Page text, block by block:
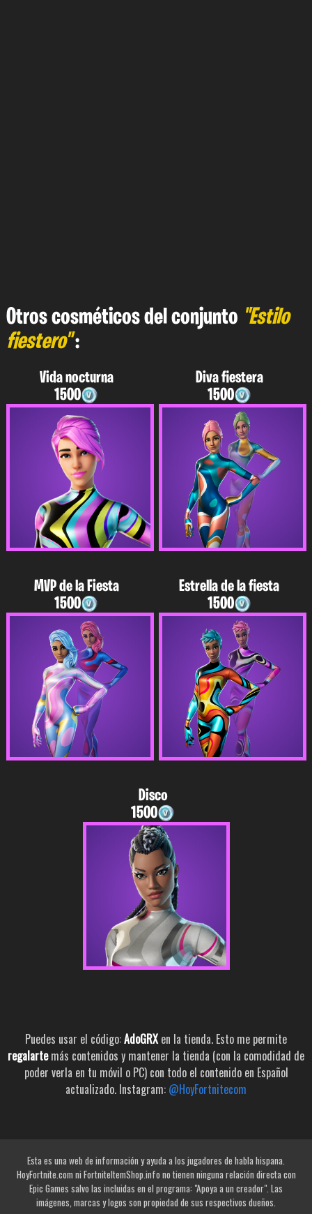
Otros cosméticos del conjunto "Estilo
fiestero":
Vida nocturna
1500
Diva fiestera
1500
MVP de la Fiesta
1500
Estrella de la fiesta
1500
Disco
1500
Puedes usar el código:AdoGRX en la tienda. Esto me permite
regalartemás contenidos y mantener la tienda (con la comodidad de
poder verla en tu móvil o PC) con todo el contenido en Español
actualizado. Instagram: @HoyFortnitecom
Esta es una web de información y ayuda a los jugadores de habla hispana.
HoyFortnite.com ni FortniteItemShop.info no tienen ninguna relación directa con
Epic Games salvo las incluidas en el programa: "Apoya a un creador". Las
imágenes, marcas y logos son propiedad de sus respectivos dueños.